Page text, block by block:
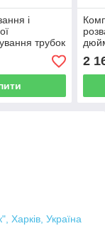
і
трубок
JTC
2
Харків, Україна